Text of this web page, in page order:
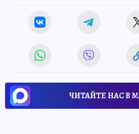
ЧИТАЙТЕ НАС В